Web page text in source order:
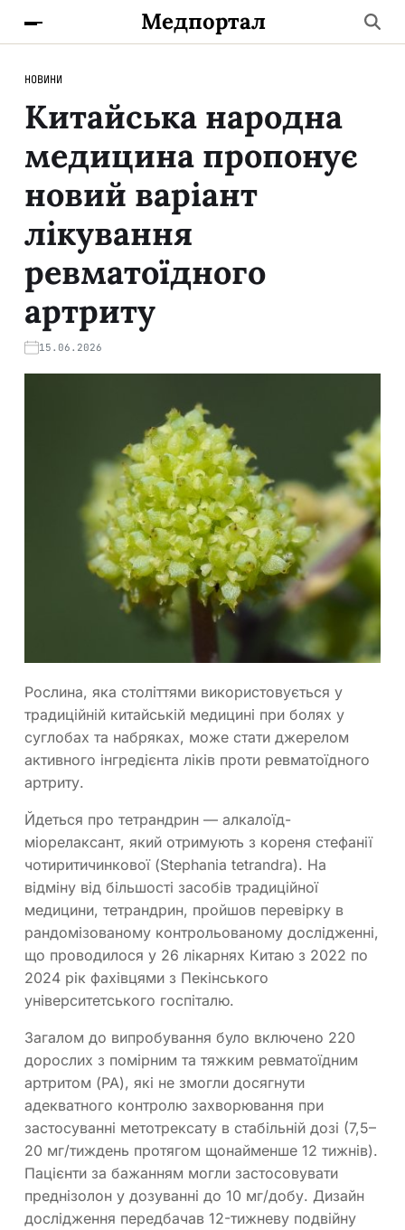
Медпортал
НОВИНИ
Китайська народна
медицина пропонує
новий варіант
лікування
ревматоїдного
артриту
15.06.2026
Рослина, яка століттями використовується у
традиційній китайській медицині при болях у
суглобах та набряках, може стати джерелом
активного інгредієнта ліків проти ревматоїдного
артриту.
Йдеться про тетрандрин — алкалоїд-
міорелаксант, який отримують з кореня стефанії
чотиритичинкової (Stephania tetrandra). На
відміну від більшості засобів традиційної
медицини, тетрандрин, пройшов перевірку в
рандомізованому контрольованому дослідженні,
що проводилося у 26 лікарнях Китаю з 2022 по
2024 рік фахівцями з Пекінського
університетського госпіталю.
Загалом до випробування було включено 220
дорослих з помірним та тяжким ревматоїдним
артритом (РА), які не змогли досягнути
адекватного контролю захворювання при
застосуванні метотрексату в стабільній дозі (7,5–
20 мг/тиждень протягом щонайменше 12 тижнів).
Пацієнти за бажанням могли застосовувати
преднізолон у дозуванні до 10 мг/добу. Дизайн
дослідження передбачав 12-тижневу подвійну